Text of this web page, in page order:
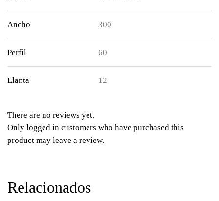
Ancho 300
Perfil 60
Llanta 12
There are no reviews yet.
Only logged in customers who have purchased this
product may leave a review.
Relacionados